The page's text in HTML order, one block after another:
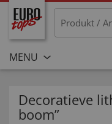
MENU
Decoratieve
boom”